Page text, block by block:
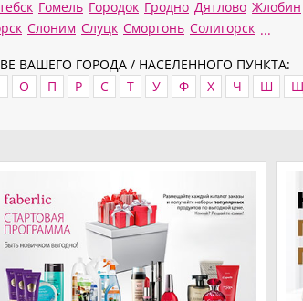
Гомель Городок Гродно Дятлово Жлобин
Слоним Слуцк Сморгонь Солигорск ...
ВАШЕГО ГОРОДА / НАСЕЛЕННОГО ПУНКТА:
О П Р С Т У Ф Х Ч Ш Щ